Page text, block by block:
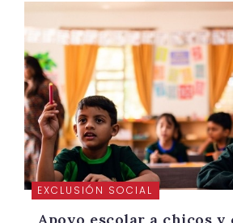
EXCLUSIÓN SOCIAL
Apoyo escolar a chicos y